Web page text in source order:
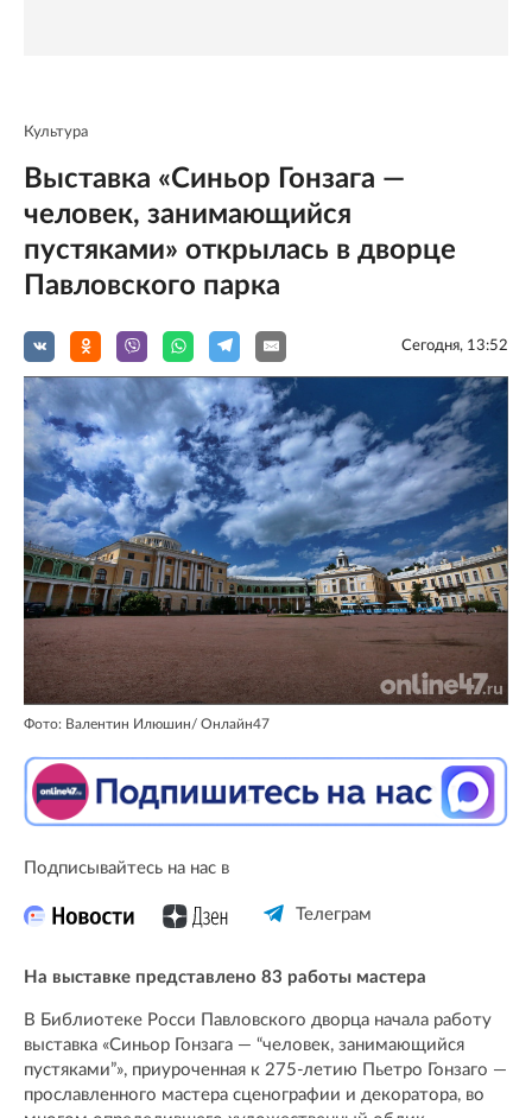
Культура
Выставка «Синьор Гонзага —
человек, занимающийся
пустяками» открылась в дворце
Павловского парка
Сегодня, 13:52
Фото: Валентин Илюшин/ Oнлайн47
Подписывайтесь на нас в
Телеграм
На выставке представлено 83 работы мастера
В Библиотеке Росси Павловского дворца начала работу
выставка «Синьор Гонзага — “человек, занимающийся
пустяками”», приуроченная к 275-летию Пьетро Гонзаго —
прославленного мастера сценографии и декоратора, во